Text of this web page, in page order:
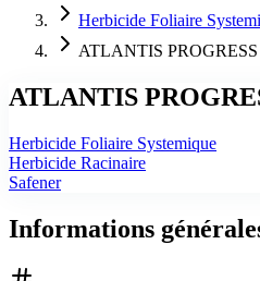
Herbicide Foliaire
ATLANTIS PROGRESS
ATLANTIS
Herbicide Foliaire Systemique
Herbicide Racinaire
Safener
Informations